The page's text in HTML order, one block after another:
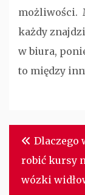
możliwości.
każdy
w biura,
to między
Nawigacja
wpisu
Dlaczego
robić kursy
wózki